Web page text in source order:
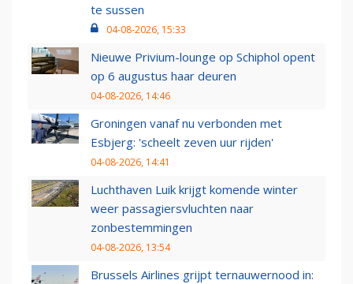
te sussen
04-08-2026, 15:33
Nieuwe Privium-lounge op Schiphol opent
op 6 augustus haar deuren
04-08-2026, 14:46
Groningen vanaf nu verbonden met
Esbjerg: 'scheelt zeven uur rijden'
04-08-2026, 14:41
Luchthaven Luik krijgt komende winter
weer passagiersvluchten naar
zonbestemmingen
04-08-2026, 13:54
Brussels Airlines grijpt ternauwernood in: